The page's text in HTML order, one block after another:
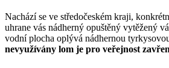
Nachází se ve středočeském kraji,
uhrane vás nádherný opuštěný vytěžený
vodní plocha oplývá nádhernou
nevyužívány lom je pro veřejnost